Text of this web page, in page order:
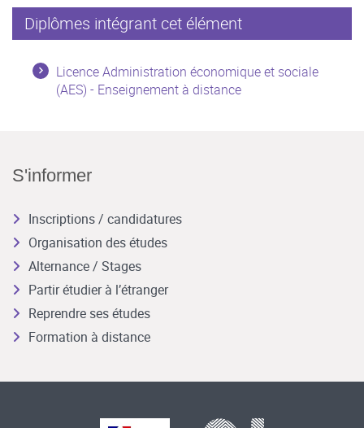
Diplômes intégrant cet élément
Licence Administration économique et sociale
(AES) - Enseignement à distance
S'informer
Inscriptions / candidatures
Organisation des études
Alternance / Stages
Partir étudier à l’étranger
Reprendre ses études
Formation à distance